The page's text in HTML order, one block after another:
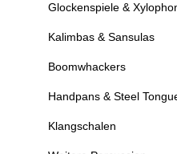
Glockenspiele &
Kalimbas & Sansulas
Boomwhackers
Handpans & Steel
Klangschalen